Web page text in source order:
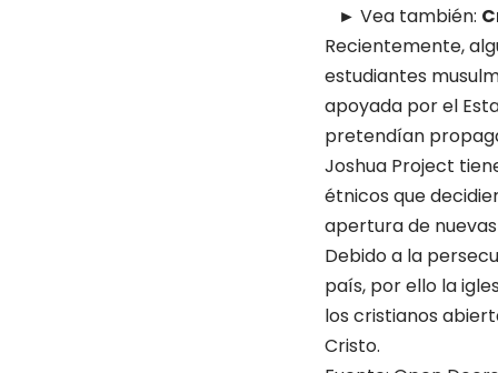
► Vea también:
Recientemente,
estudiantes
apoyada por el
pretendían
Joshua Project
étnicos que
apertura de
Debido a la
país, por ello la
los cristianos
Cristo.